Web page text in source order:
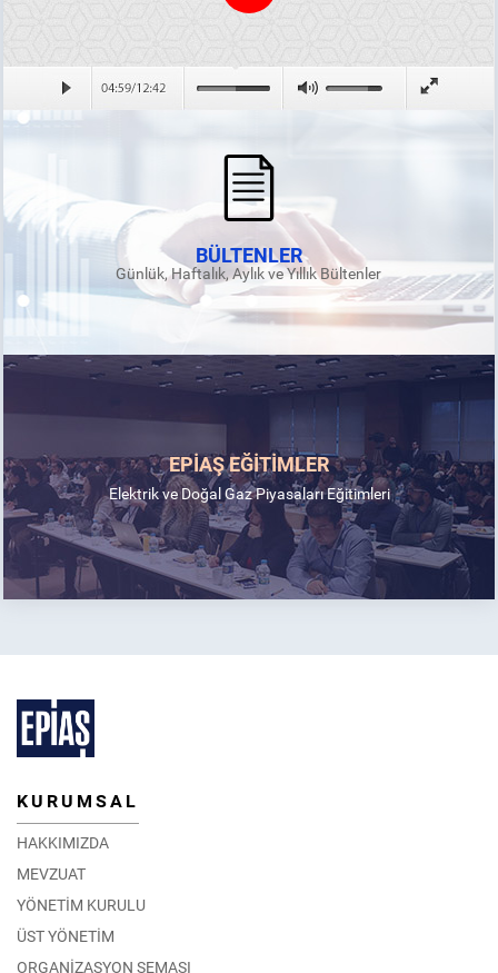
BÜLTENLER
Günlük, Haftalık, Aylık ve Yıllık Bültenler
EPİAŞ EĞİTİMLER
Elektrik ve Doğal Gaz Piyasaları Eğitimleri
KURUMSAL
HAKKIMIZDA
MEVZUAT
YÖNETİM KURULU
ÜST YÖNETİM
ORGANİZASYON ŞEMASI